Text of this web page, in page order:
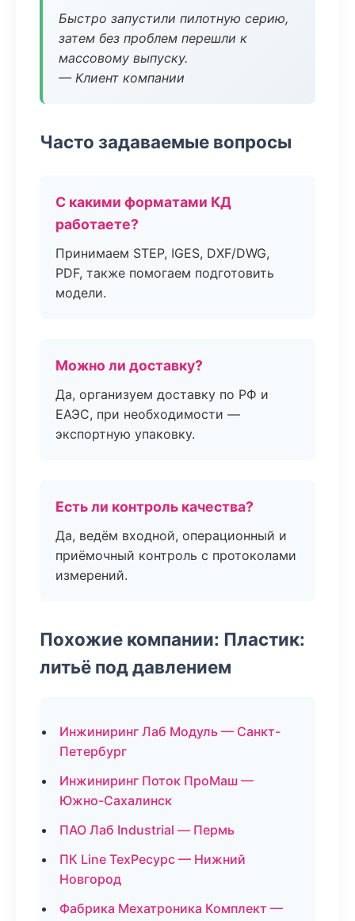
Быстро запустили пилотную серию,
затем без проблем перешли к
массовому выпуску.
— Клиент компании
Часто задаваемые вопросы
С какими форматами КД
работаете?
Принимаем STEP, IGES, DXF/DWG,
PDF, также помогаем подготовить
модели.
Можно ли доставку?
Да, организуем доставку по РФ и
ЕАЭС, при необходимости —
экспортную упаковку.
Есть ли контроль качества?
Да, ведём входной, операционный и
приёмочный контроль с протоколами
измерений.
Похожие компании: Пластик:
литьё под давлением
Инжиниринг Лаб Модуль — Санкт-
Петербург
Инжиниринг Поток ПроМаш —
Южно-Сахалинск
ПАО Лаб Industrial — Пермь
ПК Line ТехРесурс — Нижний
Новгород
Фабрика Мехатроника Комплект —